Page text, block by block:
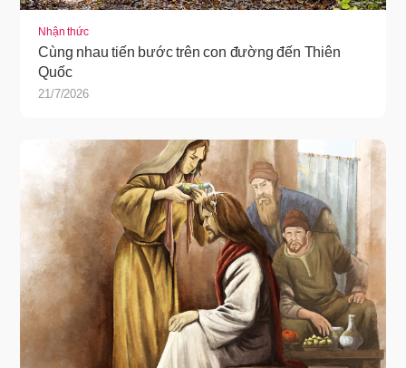
Nhận thức
Cùng nhau tiến bước trên con đường đến Thiên
Quốc
21/7/2026